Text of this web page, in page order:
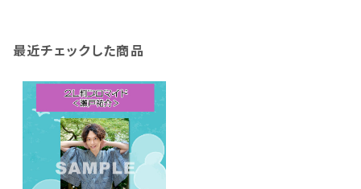
最近チェックした商品